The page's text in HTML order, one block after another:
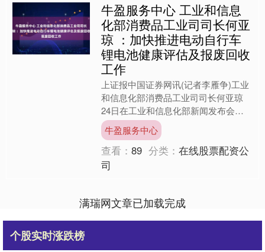
牛盈服务中心 工业和信息
化部消费品工业司司长何亚
琼 ：加快推进电动自行车
锂电池健康评估及报废回收
工作
上证报中国证券网讯(记者李雁争)工业
和信息化部消费品工业司司长何亚琼
24日在工业和信息化部新闻发布会上
表示，当前，我国电动自行车社会保有
量约3.8亿辆，随着产销....
牛盈服务中心
查看：89 分类：在线股票配资公
司
满瑞网文章已加载完成
个股实时涨跌榜